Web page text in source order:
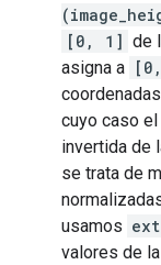
[0, 1] de
asigna a
cuyo caso
invertida de
se trata de
usamos
valores de